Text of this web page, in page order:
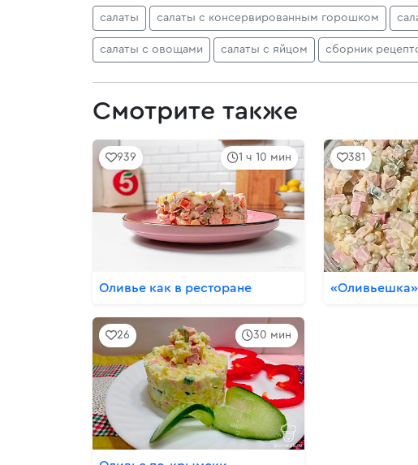
салаты салаты с консервированным горошком
салаты с овощами салаты с яйцом сборник
Смотрите также
1 ч 10 мин
939
Оливье как в ресторане
381
«Оливьешка»
30 мин
26